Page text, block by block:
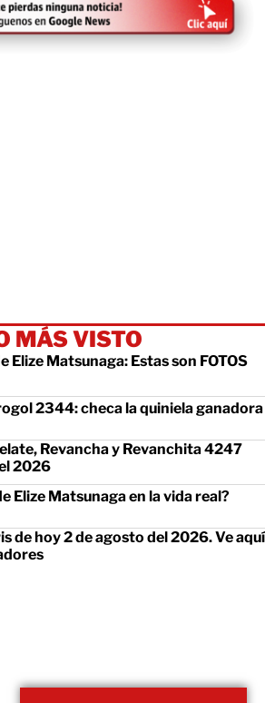
MÁS VISTO
Elize Matsunaga: Estas son FOTOS
2344: checa la quiniela ganadora
Revancha y Revanchita 4247
2026
Elize Matsunaga en la vida real?
de hoy 2 de agosto del 2026. Ve aquí